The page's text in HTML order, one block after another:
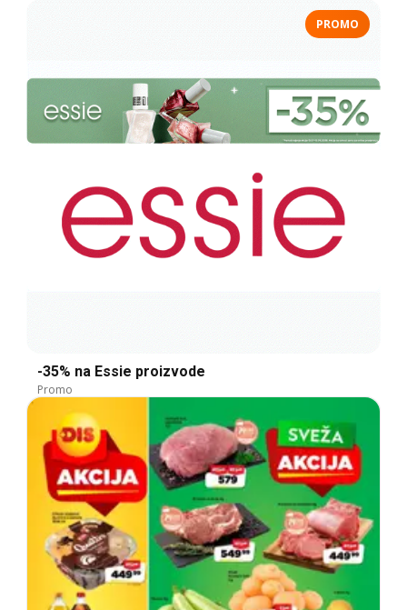
PROMO
-35% na Essie proizvode
Promo